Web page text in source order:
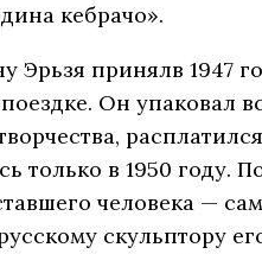
кебрачо».
Эрьзя принялв 1947
поездке. Он
только в 1950
человека —
скульптору